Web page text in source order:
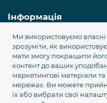
Інформація
Служба підтримки
Популярні категорії
Наші контакти
Ми використовуємо
зрозуміти, як
мати змогу покращити
контент до ваших
маркетингові матеріали та
мережах. Ви можете
їх або вибрати свої